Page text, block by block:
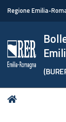
Regione Emilia-
Tu